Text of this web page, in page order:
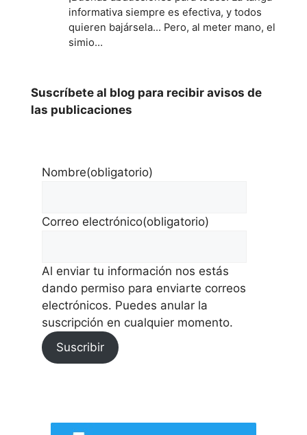
informativa siempre es efectiva, y todos
quieren bajársela... Pero, al meter mano, el
simio…
Suscríbete al blog para recibir avisos de
las publicaciones
Nombre(obligatorio)
Correo electrónico(obligatorio)
Al enviar tu información nos estás
dando permiso para enviarte correos
electrónicos. Puedes anular la
suscripción en cualquier momento.
Suscribir